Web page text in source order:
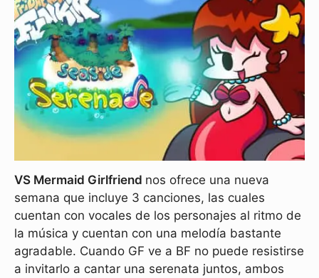
VS Mermaid Girlfriend nos ofrece una nueva
semana que incluye 3 canciones, las cuales
cuentan con vocales de los personajes al ritmo de
la música y cuentan con una melodía bastante
agradable. Cuando GF ve a BF no puede resistirse
a invitarlo a cantar una serenata juntos, ambos